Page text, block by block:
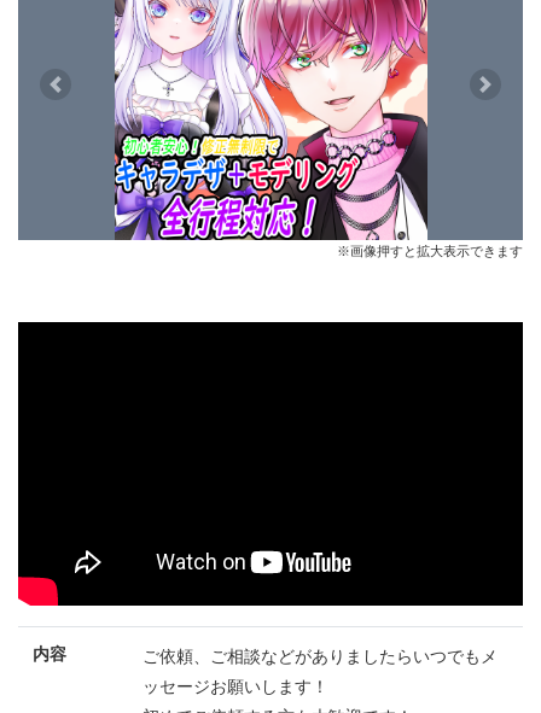
Previous Next
※画像押すと拡大表示できます
内容
ご依頼、ご相談などがありましたらいつでもメ
ッセージお願いします！